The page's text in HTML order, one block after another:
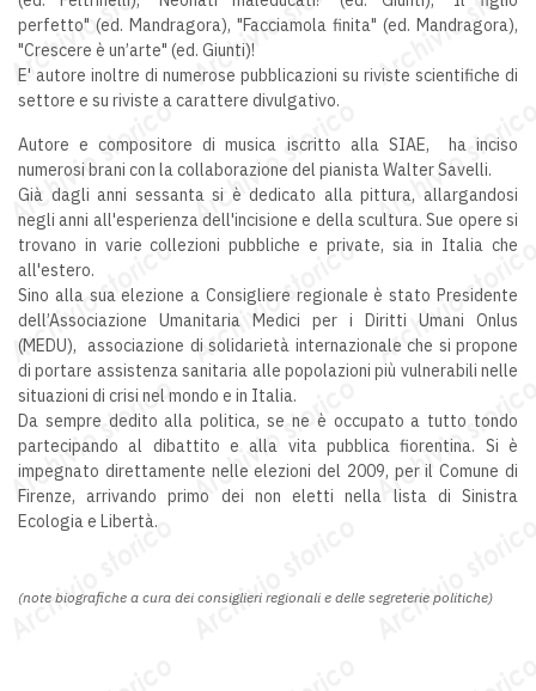
perfetto" (ed. Mandragora), "Facciamola finita" (ed. Mandragora),
"Crescere è un’arte" (ed. Giunti)!
E' autore inoltre di numerose pubblicazioni su riviste scientifiche di
settore e su riviste a carattere divulgativo.
Autore e compositore di musica iscritto alla SIAE, ha inciso
numerosi brani con la collaborazione del pianista Walter Savelli.
Già dagli anni sessanta si è dedicato alla pittura, allargandosi
negli anni all'esperienza dell'incisione e della scultura. Sue opere si
trovano in varie collezioni pubbliche e private, sia in Italia che
all'estero.
Sino alla sua elezione a Consigliere regionale è stato Presidente
dell’Associazione Umanitaria Medici per i Diritti Umani Onlus
(MEDU), associazione di solidarietà internazionale che si propone
di portare assistenza sanitaria alle popolazioni più vulnerabili nelle
situazioni di crisi nel mondo e in Italia.
Da sempre dedito alla politica, se ne è occupato a tutto tondo
partecipando al dibattito e alla vita pubblica fiorentina. Si è
impegnato direttamente nelle elezioni del 2009, per il Comune di
Firenze, arrivando primo dei non eletti nella lista di Sinistra
Ecologia e Libertà.
(note biografiche a cura dei consiglieri regionali e delle segreterie politiche)